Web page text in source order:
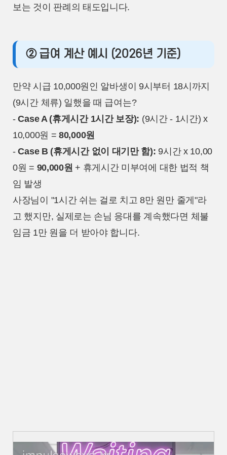
보는 것이 판례의 태도입니다.
② 급여 계산 예시 (2026년 기준)
만약 시급 10,000원인 알바생이 9시부터 18시까지
(9시간 체류) 일했을 때 급여는?
-Case A (휴게시간 1시간 보장): (9시간 - 1시간) x
10,000원 = 80,000원
-Case B (휴게시간 없이 대기만 함): 9시간 x 10,00
0원 = 90,000원 + 휴게시간 미부여에 대한 법적 책
임 발생
사장님이 "1시간 쉬는 걸로 치고 8만 원만 줄게"라
고 했지만, 실제로는 손님 응대를 계속했다면 체불
임금 1만 원을 더 받아야 합니다.